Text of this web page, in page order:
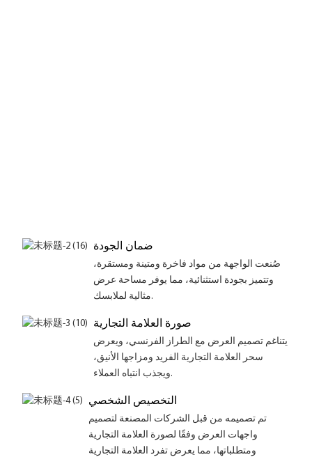
ضمان الجودة
صُنعت الواجهة من مواد فاخرة ومتينة ومستقرة،
وتتميز بجودة استثنائية، مما يوفر مساحة عرض
مثالية لملابسك.
صورة العلامة التجارية
يتناغم تصميم العرض مع الطراز الفرنسي، ويعرض
سحر العلامة التجارية الفريد ومزاجها الأنيق،
ويجذب انتباه العملاء.
التخصيص الشخصي
تم تصميمه من قبل الشركات المصنعة لتصميم
واجهات العرض وفقًا لصورة العلامة التجارية
ومتطلباتها، مما يعرض تفرد العلامة التجارية